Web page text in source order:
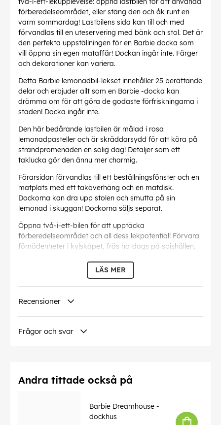
förberedelseområdet, eller stäng den och åk runt en
varm sommardag! Lastbilens sida kan till och med
förvandlas till en uteservering med bänk och stol. Det är
den perfekta uppställningen för en Barbie docka som
vill öppna sin egen mataffär! Dockan ingår inte. Färger
och dekorationer kan variera.
Detta Barbie lemonadbil-lekset innehåller 25 berättande
delar och erbjuder allt som en Barbie -docka kan
drömma om för att göra de godaste förfriskningarna i
staden! Docka ingår inte.
Den här bedårande lastbilen är målad i rosa
lemonadpasteller och är skräddarsydd för att köra på
strandpromenaden en solig dag! Detaljer som ett
taklucka gör den ännu mer charmig.
Förarsidan förvandlas till ett beställningsfönster och en
matplats med ett taköverhäng och en matdisk.
Dockorna kan dra upp stolen och smutta på sin
lemonad i skuggan! Dockorna säljs separat.
Öppna två-i-ett-bilen för att upptäcka
förberedelseområdet och all dess lekpotential! Förvara
förnödenheter i kylskåpet, fräs hotdogs på spishällen,
Färgglada tillbehör som en beställningsplatta, mixer,
korg, frukt, juicepress, drinkglas, hotdog och spatel gör
present till barn från 3 år och uppåt!
0194735162444
EAN:
LÄS MER
Recensioner
Frågor och svar
Andra tittade också på
Barbie Dreamhouse -
dockhus